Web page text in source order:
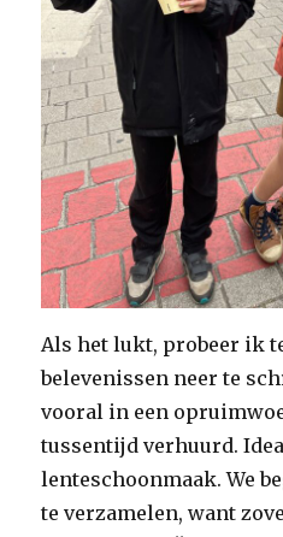
Als het lukt, probeer ik
belevenissen neer te
vooral in een
tussentijd verhuurd.
lenteschoonmaak. We
te verzamelen, want